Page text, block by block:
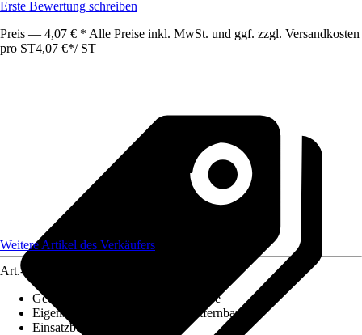
Erste Bewertung schreiben
Preis — 4,07 € * Alle Preise inkl. MwSt. und ggf. zzgl. Versandkosten
pro ST4,07 €*/ ST
Weitere Artikel des Verkäufers
Art.-Nr.
Geeignet für Untergrund
Wandfarbe
Eigenschaften
Rückstandslos entfernbar
Einsatzbereich